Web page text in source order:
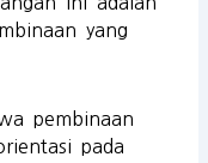
yang
pembinaan
pada